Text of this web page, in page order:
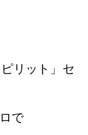
リット」セ
で